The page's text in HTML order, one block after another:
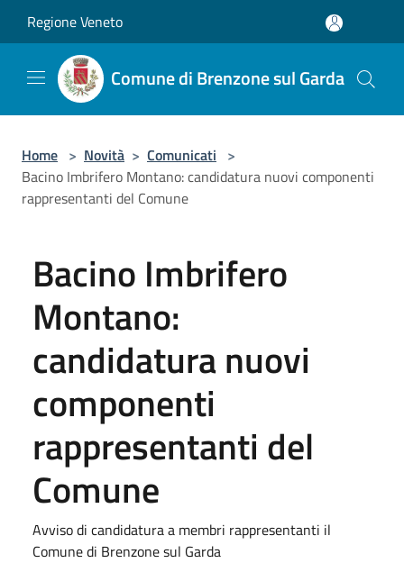
Regione Veneto
Comune di Brenzone sul Garda
Home > Novità > Comunicati >
Bacino Imbrifero Montano: candidatura nuovi componenti
rappresentanti del Comune
Bacino Imbrifero
Montano:
candidatura nuovi
componenti
rappresentanti del
Comune
Avviso di candidatura a membri rappresentanti il
Comune di Brenzone sul Garda